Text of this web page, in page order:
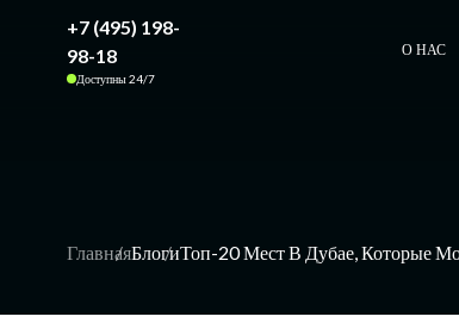
+7 (495) 198-
98-18
Доступны 24/7
О НАС
ГлавнаяБлогиТоп-20 Мест В Дубае, Которые